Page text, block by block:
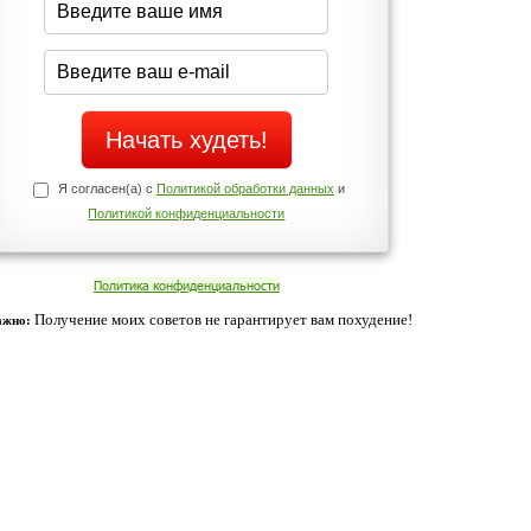
Да
Нет
Телефоны службы поддержки
+7 (909) 421-77-27
cookies. Оставаясь с нами, вы соглашаетесь с нашей
Согласен